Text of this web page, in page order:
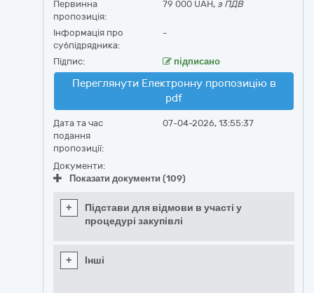
Первинна
пропозиція:
79 000 UAH, з ПДВ
Інформація про
субпідрядника:
-
Підпис: підписано
Переглянути Електронну пропозицію в
pdf
Дата та час
подання
пропозиції:
07-04-2026, 13:55:37
Документи:
Показати документи (109)
+
Підстави для відмови в участі у
процедурі закупівлі
+ Інші